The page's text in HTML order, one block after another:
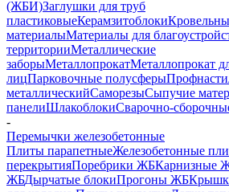
(ЖБИ)Заглушки для труб
пластиковыеКерамзитоблоки
материалыМатериалы для
территорииМеталлические
заборыМеталлопрокатМеталлопрокат
лицПарковочные полусферы
металлическийСаморезыСыпучие
панелиШлакоблокиСварочно-
-
Перемычки железобетонные
Плиты парапетныеЖелезобетонные
перекрытияПоребрики ЖБКарнизные
ЖБДырчатые блокиПрогоны ЖБ